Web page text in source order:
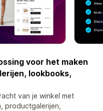
voor het maken
lookbooks,
van je winkel met
productgalerijen,